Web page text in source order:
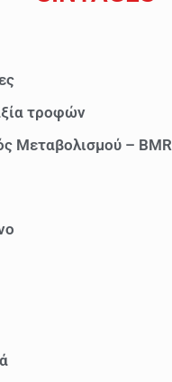
τροφών
Μεταβολισμού – BMR